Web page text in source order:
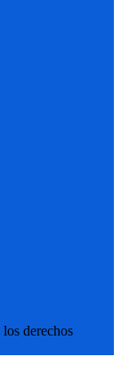
derechos